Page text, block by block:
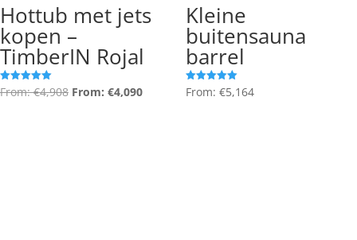
Hottub met jets
kopen –
TimberIN Rojal
Gewaardeerd
5.00
From:€4,908 From: €4,090
Kleine
buitensauna
barrel
Gewaardeerd
5.00
From: €5,164